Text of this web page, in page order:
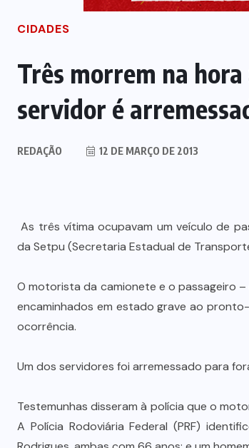
CIDADES
Três morrem na
servidor é
REDAÇÃO 12 DE MARÇO DE 2013
As três vítima ocupavam um veículo de
da Setpu (Secretaria Estadual de
O motorista da camionete e o passageiro –
encaminhados em estado grave ao
ocorrência.
Um dos servidores foi arremessado para
Testemunhas disseram à polícia que o
A Polícia Rodoviária Federal (PRF)